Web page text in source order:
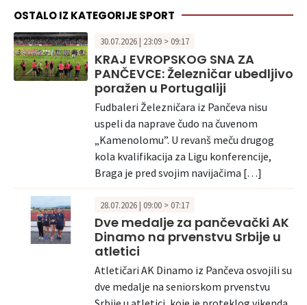
OSTALO IZ KATEGORIJE SPORT
30.07.2026 | 23:09 > 09:17
KRAJ EVROPSKOG SNA ZA
PANČEVCE: Železničar ubedljivo
poražen u Portugaliji
Fudbaleri Železničara iz Pančeva nisu
uspeli da naprave čudo na čuvenom
„Kamenolomu”. U revanš meču drugog
kola kvalifikacija za Ligu konferencije,
Braga je pred svojim navijačima […]
28.07.2026 | 09:00 > 07:17
Dve medalje za pančevački AK
Dinamo na prvenstvu Srbije u
atletici
Atletičari AK Dinamo iz Pančeva osvojili su
dve medalje na seniorskom prvenstvu